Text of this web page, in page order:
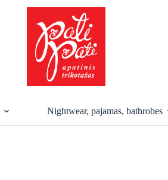
Nightwear, pajamas, bathrobes